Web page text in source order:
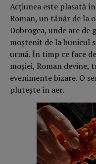
Acțiunea este plasată
Roman, un tânăr de la
Dobrogea, unde are de
moștenit de la bunicul
urmă. În timp ce face
moșiei, Roman
evenimente bizare. O
plutește în aer.